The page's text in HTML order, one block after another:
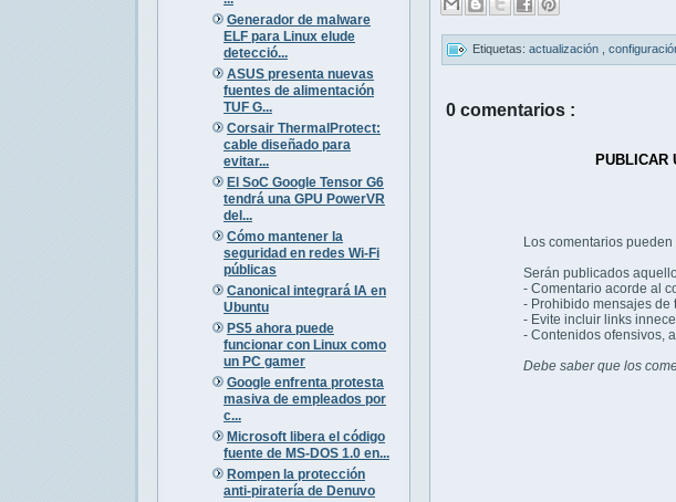
Generador de malware
ELF para Linux elude
detecció...
ASUS presenta nuevas
fuentes de alimentación
TUF G...
Corsair ThermalProtect:
cable diseñado para
evitar...
El SoC Google Tensor G6
tendrá una GPU PowerVR
del...
Cómo mantener la
seguridad en redes Wi-Fi
públicas
Canonical integrará IA en
Ubuntu
PS5 ahora puede
funcionar con Linux como
un PC gamer
Google enfrenta protesta
masiva de empleados por
c...
Microsoft libera el código
fuente de MS-DOS 1.0 en...
Rompen la protección
anti-piratería de Denuvo
Etiquetas: actualización
0 comentarios :
PUBLICAR
Los comentarios
Serán publicados
- Comentario acorde al
- Prohibido mensajes de
- Evite incluir links
- Contenidos ofensivos,
Debe saber que los